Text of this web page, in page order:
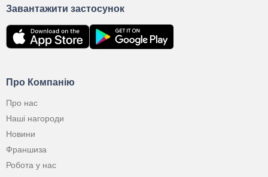
Про Компанію
Про нас
Наші нагороди
Новини
Франшиза
Робота у нас
Завантажити застосунок